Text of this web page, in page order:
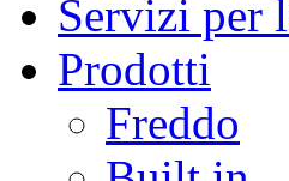
Servizi per
Prodotti
Freddo